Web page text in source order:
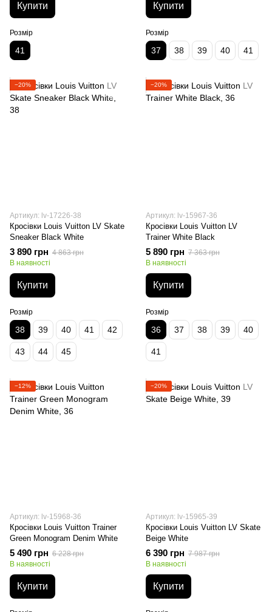
Купити
Розмір
41
Купити
Розмір
37 38 39 40 41
−20%
Артикул: lv-17226-38
Кросівки Louis Vuitton LV Skate
Sneaker Black White
3 890 грн 4 863 грн
В наявності
Купити
Розмір
38 39 40 41 42
43 44 45
−20%
Артикул: lv-15967-36
Кросівки Louis Vuitton LV
Trainer White Black
5 890 грн 7 363 грн
В наявності
Купити
Розмір
36 37 38 39 40
41
−12%
Артикул: lv-15968-36
Кросівки Louis Vuitton Trainer
Green Monogram Denim White
5 490 грн 6 228 грн
В наявності
Купити
−20%
Артикул: lv-15965-39
Кросівки Louis Vuitton LV Skate
Beige White
6 390 грн 7 987 грн
В наявності
Купити